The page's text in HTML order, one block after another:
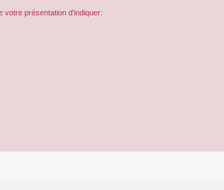
votre présentation d'indiquer: